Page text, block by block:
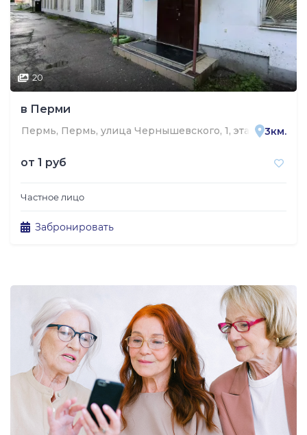
20
в Перми
Пермь, Пермь, улица Чернышевского, 1, этаж 3км.
от 1 руб
Частное лицо
Забронировать